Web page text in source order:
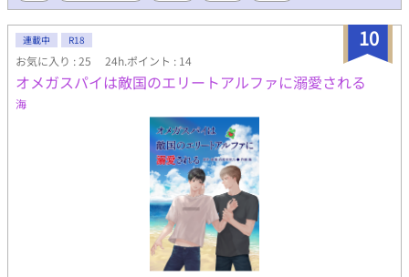
10
連載中 R18
お気に入り : 25 24h.ポイント : 14
オメガスパイは敵国のエリートアルファに溺愛される
海